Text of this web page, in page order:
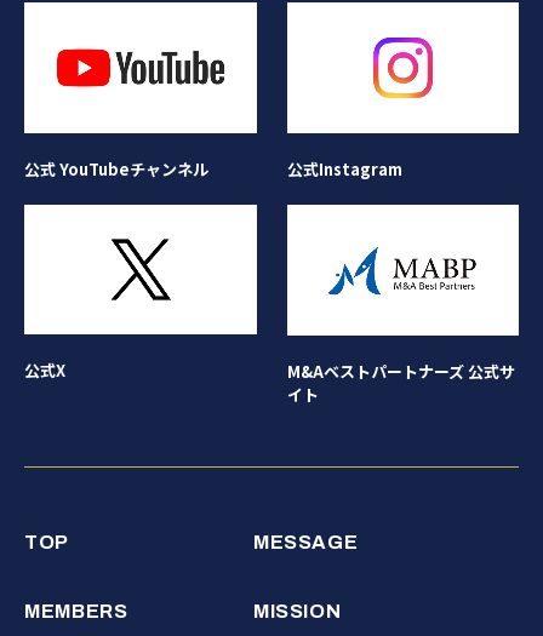
公式 YouTubeチャンネル 公式Instagram
公式X
M&Aベストパートナーズ 公式サ
イト
TOP
MEMBERS
MESSAGE
MISSION